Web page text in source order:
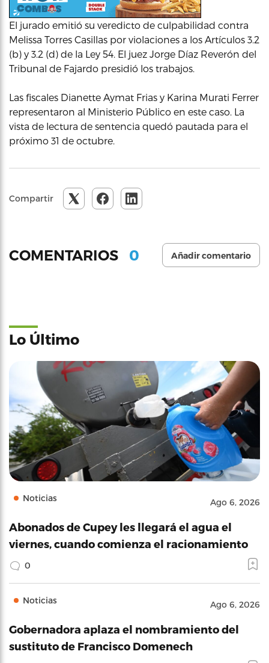
El jurado emitió su veredicto de culpabilidad contra
Melissa Torres Casillas por violaciones a los Artículos 3.2
(b) y 3.2 (d) de la Ley 54. El juez Jorge Díaz Reverón del
Tribunal de Fajardo presidió los trabajos.
Las fiscales Dianette Aymat Frias y Karina Murati Ferrer
representaron al Ministerio Público en este caso. La
vista de lectura de sentencia quedó pautada para el
próximo 31 de octubre.
Compartir
COMENTARIOS 0 Añadir comentario
Lo Último
Noticias Ago 6, 2026
Abonados de Cupey les llegará el agua el
viernes, cuando comienza el racionamiento
0
Noticias Ago 6, 2026
Gobernadora aplaza el nombramiento del
sustituto de Francisco Domenech